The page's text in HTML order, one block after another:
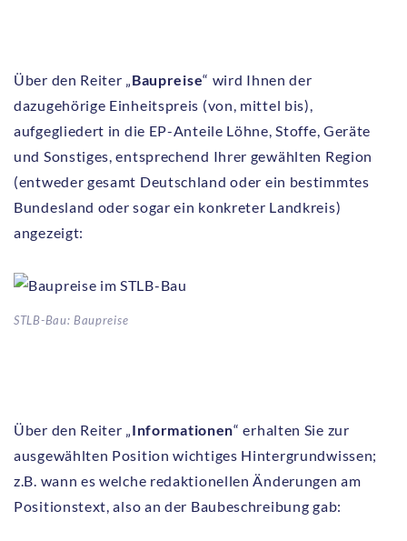
Über den Reiter „ Baupreise“ wird Ihnen der
dazugehörige Einheitspreis (von, mittel bis),
aufgegliedert in die EP-Anteile Löhne, Stoffe, Geräte
und Sonstiges, entsprechend Ihrer gewählten Region
(entweder gesamt Deutschland oder ein bestimmtes
Bundesland oder sogar ein konkreter Landkreis)
angezeigt:
STLB-Bau: Baupreise
Über den Reiter „ Informationen“ erhalten Sie zur
ausgewählten Position wichtiges Hintergrundwissen;
z.B. wann es welche redaktionellen Änderungen am
Positionstext, also an der Baubeschreibung gab: